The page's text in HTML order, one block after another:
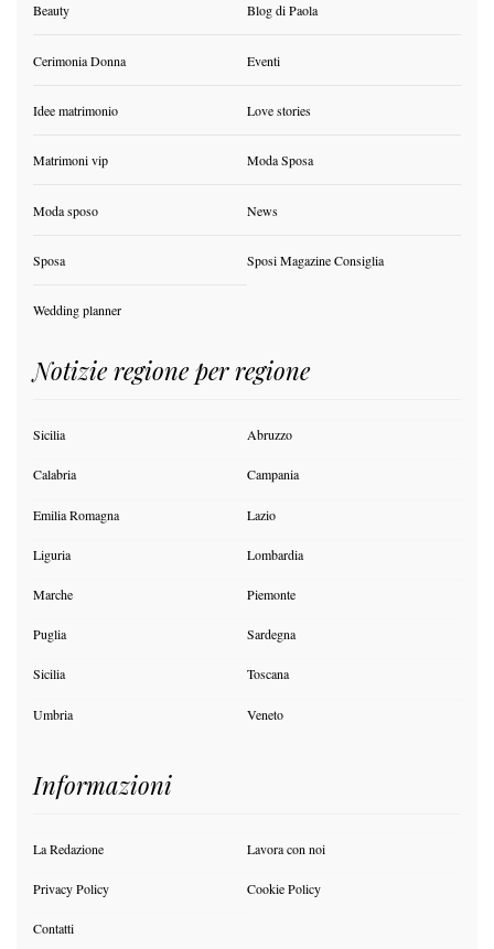
Beauty Blog di Paola
Cerimonia Donna Eventi
Idee matrimonio Love stories
Matrimoni vip Moda Sposa
Moda sposo News
Sposa Sposi Magazine Consiglia
Wedding planner
Notizie regione per regione
Sicilia Abruzzo
Calabria Campania
Emilia Romagna Lazio
Liguria Lombardia
Marche Piemonte
Puglia Sardegna
Sicilia Toscana
Umbria Veneto
Informazioni
La Redazione Lavora con noi
Privacy Policy Cookie Policy
Contatti